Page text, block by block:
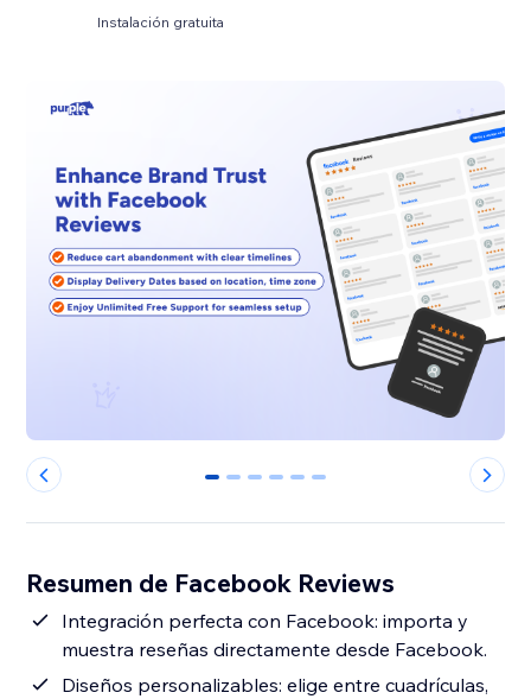
Instalación gratuita
0 1 2 3 4 5
Resumen de Facebook Reviews
Integración perfecta con Facebook: importa y
muestra reseñas directamente desde Facebook.
Diseños personalizables: elige entre cuadrículas,